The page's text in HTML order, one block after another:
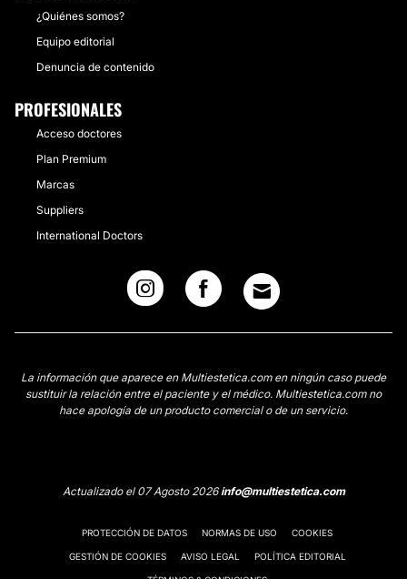
¿Quiénes somos?
Equipo editorial
Denuncia de contenido
PROFESIONALES
Acceso doctores
Plan Premium
Marcas
Suppliers
International Doctors
La información que aparece en Multiestetica.com en ningún caso puede
sustituir la relación entre el paciente y el médico. Multiestetica.com no
hace apología de un producto comercial o de un servicio.
Actualizado el 07 Agosto 2026info@multiestetica.com
PROTECCIÓN DE DATOS NORMAS DE USO COOKIES
GESTIÓN DE COOKIES AVISO LEGAL POLÍTICA EDITORIAL